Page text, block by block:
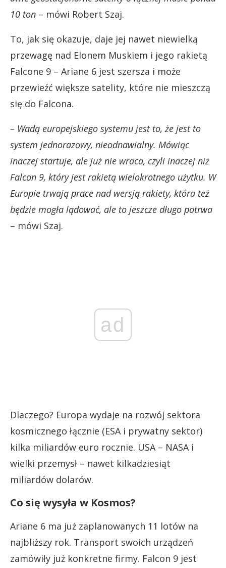
10 ton – mówi Robert Szaj.
To, jak się okazuje, daje jej nawet niewielką
przewagę nad Elonem Muskiem i jego rakietą
Falcone 9 – Ariane 6 jest szersza i może
przewieźć większe satelity, które nie mieszczą
się do Falcona.
– Wadą europejskiego systemu jest to, że jest to
system jednorazowy, nieodnawialny. Mówiąc
inaczej startuje, ale już nie wraca, czyli inaczej niż
Falcon 9, który jest rakietą wielokrotnego użytku. W
Europie trwają prace nad wersją rakiety, która też
będzie mogła lądować, ale to jeszcze długo potrwa
– mówi Szaj.
ad
Dlaczego? Europa wydaje na rozwój sektora
kosmicznego łącznie (ESA i prywatny sektor)
kilka miliardów euro rocznie. USA – NASA i
wielki przemysł – nawet kilkadziesiąt
miliardów dolarów.
Co się wysyła w Kosmos?
Ariane 6 ma już zaplanowanych 11 lotów na
najbliższy rok. Transport swoich urządzeń
zamówiły już konkretne firmy. Falcon 9 jest